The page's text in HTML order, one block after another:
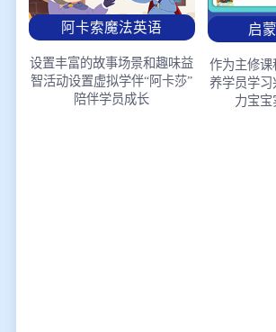
阿卡索魔法英语
设置丰富的故事场景和趣味益
智活动设置虚拟学伴“阿卡莎”
陪伴学员成长
启
作为主修课
养学员学习
力宝宝